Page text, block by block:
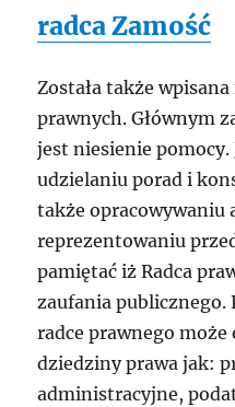
radca Zamość
Została także
prawnych. Głównym
jest niesienie pomocy.
udzielaniu porad i
także opracowywaniu
reprezentowaniu
pamiętać iż Radca
zaufania publicznego.
radce prawnego
dziedziny prawa jak:
administracyjne,